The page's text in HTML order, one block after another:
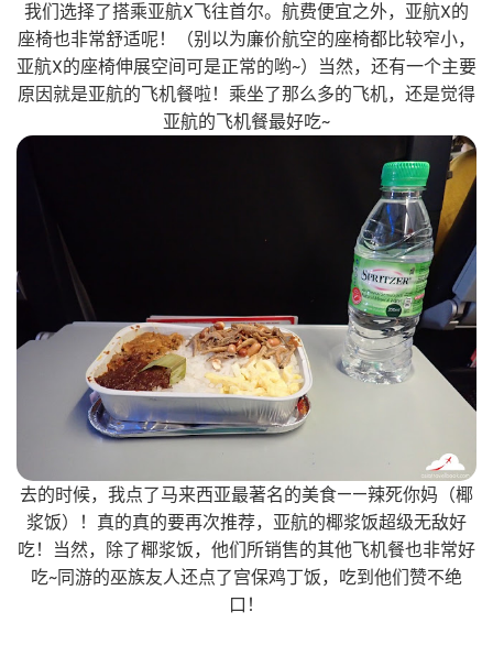
我们选择了搭乘亚航X飞往首尔。航费便宜之外，亚航X的
座椅也非常舒适呢！（别以为廉价航空的座椅都比较窄小，
亚航X的座椅伸展空间可是正常的哟~）当然，还有一个主要
原因就是亚航的飞机餐啦！乘坐了那么多的飞机，还是觉得
亚航的飞机餐最好吃~
去的时候，我点了马来西亚最著名的美食——辣死你妈（椰
浆饭）！真的真的要再次推荐，亚航的椰浆饭超级无敌好
吃！当然，除了椰浆饭，他们所销售的其他飞机餐也非常好
吃~同游的巫族友人还点了宫保鸡丁饭，吃到他们赞不绝
口！